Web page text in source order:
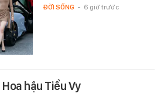
ĐỜI SỐNG - 6 giờ trước
hậu Tiểu Vy